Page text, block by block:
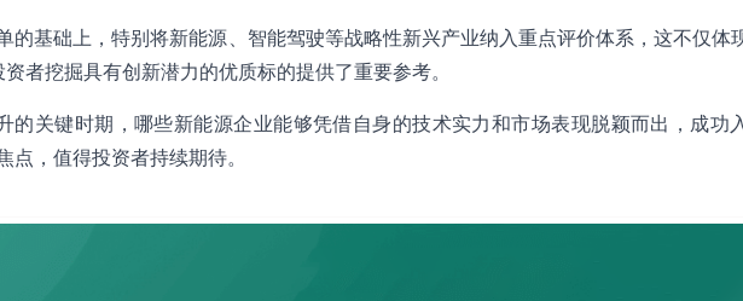
的基础上，特别将新能源、智能驾驶等战略性新兴产业纳入重点评价体系，这不仅体
者挖掘具有创新潜力的优质标的提供了重要参考。​
的关键时期，哪些新能源企业能够凭借自身的技术实力和市场表现脱颖而出，成功
点，值得投资者持续期待。